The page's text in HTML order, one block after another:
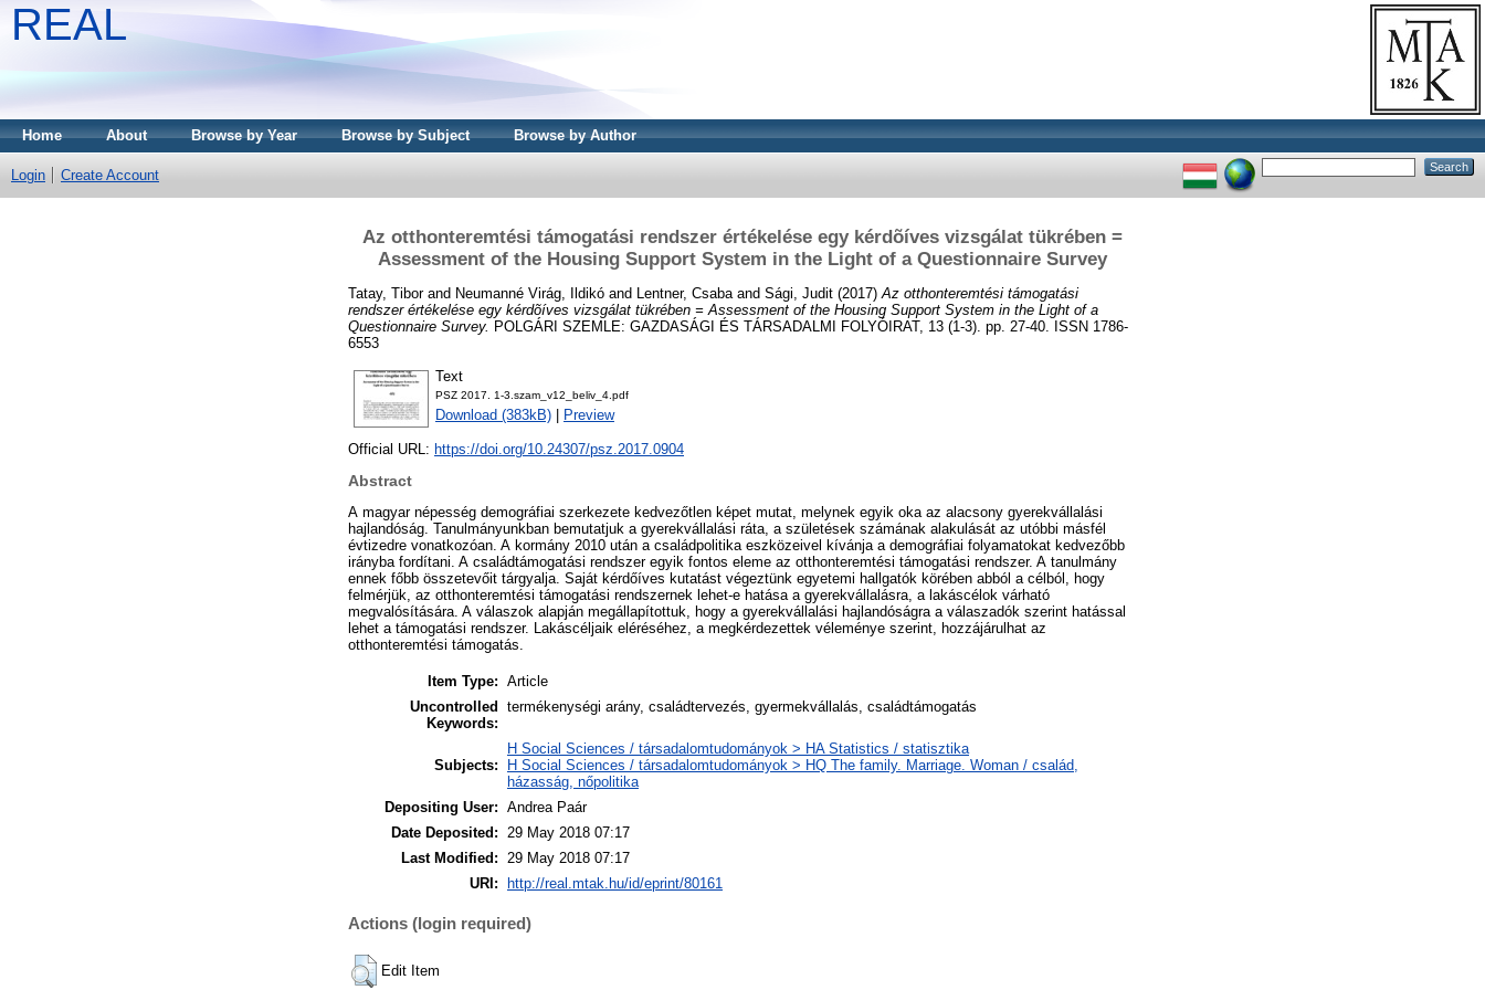
REAL
Home About Browse by Year Browse by Subject Browse by Author
Login Create Account
Az otthonteremtési támogatási rendszer értékelése egy kérdõíves vizsgálat tükrében =
Assessment of the Housing Support System in the Light of a Questionnaire Survey
Tatay, Tiborand Neumanné Virág, Ildikó and Lentner, Csaba and Sági, Judit (2017) Az otthonteremtési támogatási
rendszer értékelése egy kérdõíves vizsgálat tükrében = Assessment of the Housing Support System in the Light of a
Questionnaire Survey. POLGÁRI SZEMLE: GAZDASÁGI ÉS TÁRSADALMI FOLYÓIRAT, 13 (1-3). pp. 27-40. ISSN 1786-
6553
Text
PSZ 2017. 1-3.szam_v12_beliv_4.pdf
Download (383kB) Preview
Official URL: https://doi.org/10.24307/psz.2017.0904
Abstract
A magyar népesség demográfiai szerkezete kedvezőtlen képet mutat, melynek egyik oka az alacsony gyerekvállalási
hajlandóság. Tanulmányunkban bemutatjuk a gyerekvállalási ráta, a születések számának alakulását az utóbbi másfél
évtizedre vonatkozóan. A kormány 2010 után a családpolitika eszközeivel kívánja a demográfiai folyamatokat kedvezőbb
irányba fordítani. A családtámogatási rendszer egyik fontos eleme az otthonteremtési támogatási rendszer. A tanulmány
ennek főbb összetevőit tárgyalja. Saját kérdőíves kutatást végeztünk egyetemi hallgatók körében abból a célból, hogy
felmérjük, az otthonteremtési támogatási rendszernek lehet-e hatása a gyerekvállalásra, a lakáscélok várható
megvalósítására. A válaszok alapján megállapítottuk, hogy a gyerekvállalási hajlandóságra a válaszadók szerint hatással
lehet a támogatási rendszer. Lakáscéljaik eléréséhez, a megkérdezettek véleménye szerint, hozzájárulhat az
otthonteremtési támogatás.
Item Type: Article
Uncontrolled
Keywords:
termékenységi arány, családtervezés, gyermekvállalás, családtámogatás
Subjects:
H Social Sciences / társadalomtudományok > HA Statistics / statisztika
H Social Sciences / társadalomtudományok > HQ The family. Marriage. Woman / család,
házasság, nőpolitika
Depositing User: Andrea Paár
Date Deposited:
29 May 2018 07:17
Last Modified:
29 May 2018 07:17
URI:
http://real.mtak.hu/id/eprint/80161
Actions (login required)
Edit Item